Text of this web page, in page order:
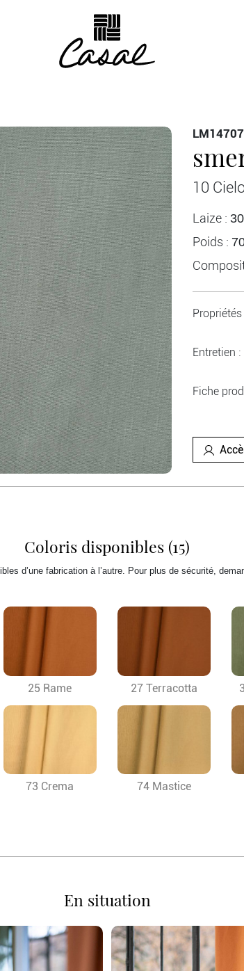
LM14707
10
Laize :
Poids :
Propriétés
Entretien :
Fiche
Coloris disponibles (15)
d’une fabrication à l’autre. Pour plus de sécurité,
25 Rame 27 Terracotta
73 Crema 74 Mastice
En situation